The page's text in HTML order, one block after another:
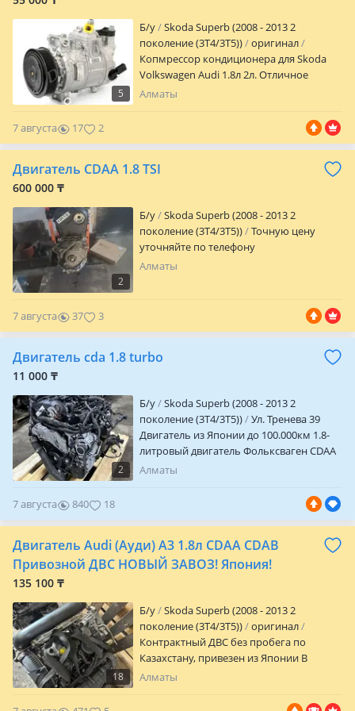
5
Б/y
Skoda Superb (2008 - 2013 2
поколение (3T4/3T5))
оригинал
Копмрессор кондиционера для Skoda
Volkswagen Audi 1.8л 2л. Отличное
состояние, снят с привозного двигателя
проверку 3 дня. Отправка по регионам.
Алматы
7 августа 17 2
Двигатель CDAA 1.8 TSI
600 000 ₸
2
Б/y
Skoda Superb (2008 - 2013 2
поколение (3T4/3T5))
Точную цену
уточняйте по телефону
Алматы
7 августа 37 3
Двигатель cda 1.8 turbo
11 000 ₸
2
Б/y
Skoda Superb (2008 - 2013 2
поколение (3T4/3T5))
Ул. Тренева 39
Двигатель из Японии до 100.000км 1.8-
литровый двигатель Фольксваген CDAA
1.8 TSI выпускался концерном с 2008 по
популярные модели компании, такие
как Гольф, Пассат, Октавия и Ауди А3.
Именно с этого поколения силовых
агрегатов началась история масложора
моторов типа ТСИ. ТЕХНИЧЕСКИЕ
питания прямой впрыск Мощность двс
160 л. С. Крутящий момент 250 Нм Блок
цилиндров чугунный R4 Головка блока
алюминиевая 16v Диаметр цилиндра
82.5 мм Ход поршня 84.2 мм Степень
Гидрокомпенсат. Да Привод ГРМ цепной
Алматы
7 августа 840 18
Двигатель Audi (Ауди) A3 1.8л CDAA CDAB
Привозной ДВС НОВЫЙ ЗАВОЗ! Япония!
135 100 ₸
18
Б/y
Skoda Superb (2008 - 2013 2
поколение (3T4/3T5))
оригинал
Контрактный ДВС без пробега по
Казахстану, привезен из Японии В
отличном состоянии, с минимальным
установке И самое главное товар уже в
Алматы